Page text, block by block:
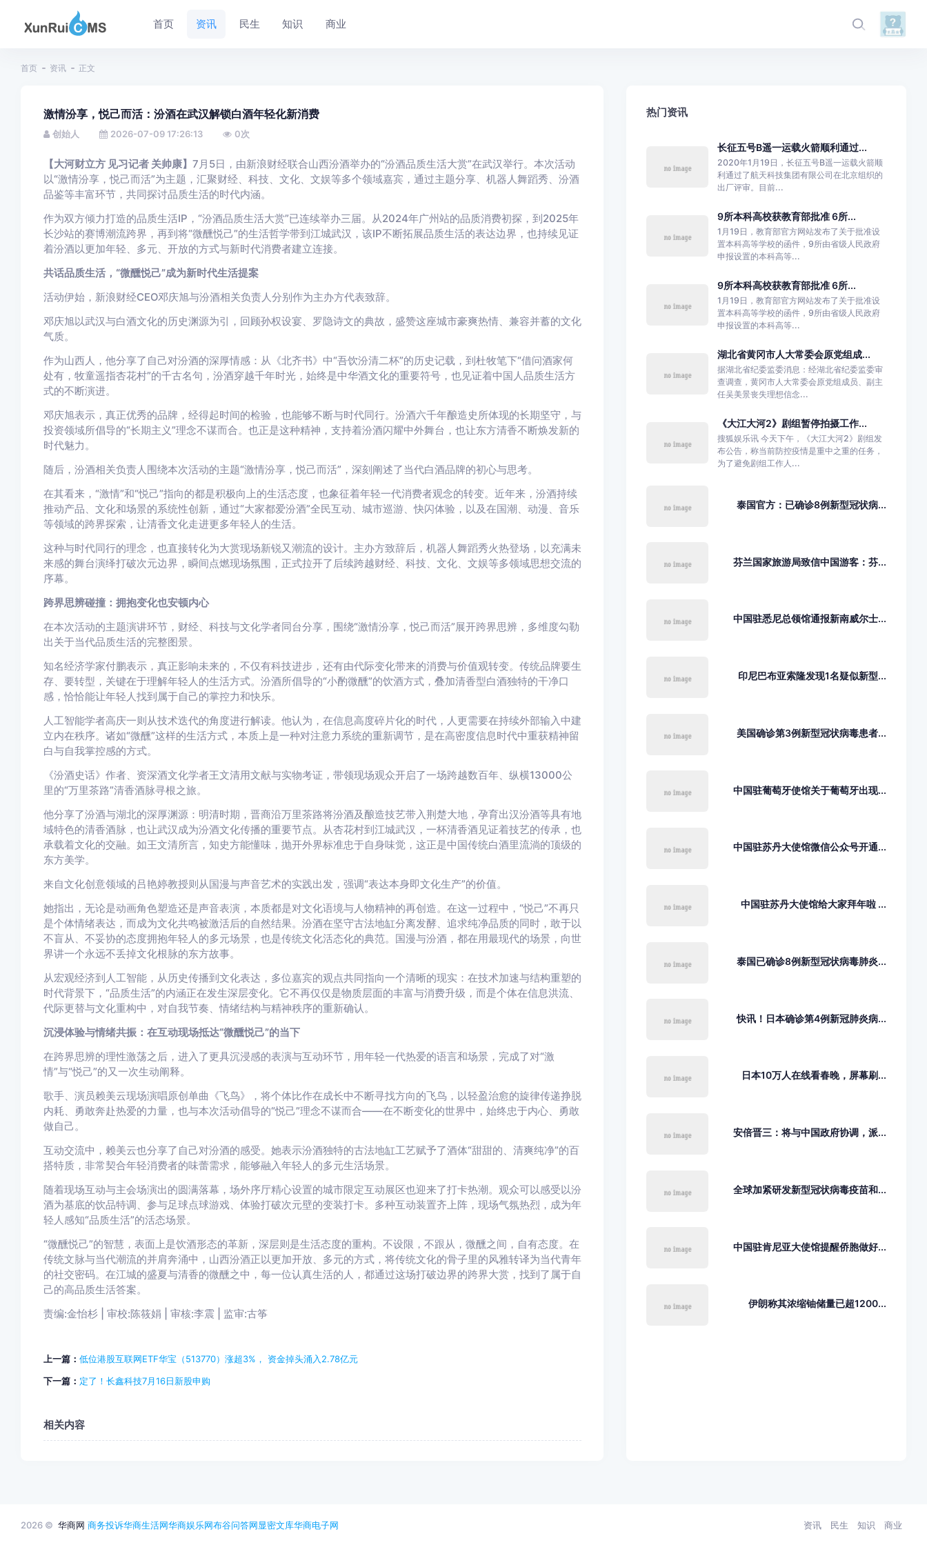
首页 资讯 民生 知识 商业
首页 资讯 正文
激情汾享，悦己而活：汾酒在武汉解锁白酒年轻化新消费
创始人 2026-07-09 17:26:13 0次
【大河财立方 见习记者 关帅康】 7月5日，由新浪财经联合山西汾酒举办的“汾酒品质生活大赏”在武汉举行。本次活动
以“激情汾享，悦己而活”为主题，汇聚财经、科技、文化、文娱等多个领域嘉宾，通过主题分享、机器人舞蹈秀、汾酒
品鉴等丰富环节，共同探讨品质生活的时代内涵。
作为双方倾力打造的品质生活IP，“汾酒品质生活大赏”已连续举办三届。从2024年广州站的品质消费初探，到2025年
长沙站的赛博潮流跨界，再到将“微醺悦己”的生活哲学带到江城武汉，该IP不断拓展品质生活的表达边界，也持续见证
着汾酒以更加年轻、多元、开放的方式与新时代消费者建立连接。
共话品质生活，“微醺悦己”成为新时代生活提案
活动伊始，新浪财经CEO邓庆旭与汾酒相关负责人分别作为主办方代表致辞。
邓庆旭以武汉与白酒文化的历史渊源为引，回顾孙权设宴、罗隐诗文的典故，盛赞这座城市豪爽热情、兼容并蓄的文化
气质。
作为山西人，他分享了自己对汾酒的深厚情感：从《北齐书》中“吾饮汾清二杯”的历史记载，到杜牧笔下“借问酒家何
处有，牧童遥指杏花村”的千古名句，汾酒穿越千年时光，始终是中华酒文化的重要符号，也见证着中国人品质生活方
式的不断演进。
邓庆旭表示，真正优秀的品牌，经得起时间的检验，也能够不断与时代同行。汾酒六千年酿造史所体现的长期坚守，与
投资领域所倡导的“长期主义”理念不谋而合。也正是这种精神，支持着汾酒闪耀中外舞台，也让东方清香不断焕发新的
时代魅力。
随后，汾酒相关负责人围绕本次活动的主题“激情汾享，悦己而活”，深刻阐述了当代白酒品牌的初心与思考。
在其看来，“激情”和“悦己”指向的都是积极向上的生活态度，也象征着年轻一代消费者观念的转变。近年来，汾酒持续
推动产品、文化和场景的系统性创新，通过“大家都爱汾酒”全民互动、城市巡游、快闪体验，以及在国潮、动漫、音乐
等领域的跨界探索，让清香文化走进更多年轻人的生活。
这种与时代同行的理念，也直接转化为大赏现场新锐又潮流的设计。主办方致辞后，机器人舞蹈秀火热登场，以充满未
来感的舞台演绎打破次元边界，瞬间点燃现场氛围，正式拉开了后续跨越财经、科技、文化、文娱等多领域思想交流的
序幕。
跨界思辨碰撞：拥抱变化也安顿内心
在本次活动的主题演讲环节，财经、科技与文化学者同台分享，围绕“激情汾享，悦己而活”展开跨界思辨，多维度勾勒
出关于当代品质生活的完整图景。
知名经济学家付鹏表示，真正影响未来的，不仅有科技进步，还有由代际变化带来的消费与价值观转变。传统品牌要生
存、要转型，关键在于理解年轻人的生活方式。汾酒所倡导的“小酌微醺”的饮酒方式，叠加清香型白酒独特的干净口
感，恰恰能让年轻人找到属于自己的掌控力和快乐。
人工智能学者高庆一则从技术迭代的角度进行解读。他认为，在信息高度碎片化的时代，人更需要在持续外部输入中建
立内在秩序。诸如“微醺”这样的生活方式，本质上是一种对注意力系统的重新调节，是在高密度信息时代中重获精神留
白与自我掌控感的方式。
《汾酒史话》作者、资深酒文化学者王文清用文献与实物考证，带领现场观众开启了一场跨越数百年、纵横13000公
里的“万里茶路”清香酒脉寻根之旅。
他分享了汾酒与湖北的深厚渊源：明清时期，晋商沿万里茶路将汾酒及酿造技艺带入荆楚大地，孕育出汉汾酒等具有地
域特色的清香酒脉，也让武汉成为汾酒文化传播的重要节点。从杏花村到江城武汉，一杯清香酒见证着技艺的传承，也
承载着文化的交融。如王文清所言，知史方能懂味，抛开外界标准忠于自身味觉，这正是中国传统白酒里流淌的顶级的
东方美学。
来自文化创意领域的吕艳婷教授则从国漫与声音艺术的实践出发，强调“表达本身即文化生产”的价值。
她指出，无论是动画角色塑造还是声音表演，本质都是对文化语境与人物精神的再创造。在这一过程中，“悦己”不再只
是个体情绪表达，而成为文化共鸣被激活后的自然结果。汾酒在坚守古法地缸分离发酵、追求纯净品质的同时，敢于以
不盲从、不妥协的态度拥抱年轻人的多元场景，也是传统文化活态化的典范。国漫与汾酒，都在用最现代的场景，向世
界讲一个永远不丢掉文化根脉的东方故事。
从宏观经济到人工智能，从历史传播到文化表达，多位嘉宾的观点共同指向一个清晰的现实：在技术加速与结构重塑的
时代背景下，“品质生活”的内涵正在发生深层变化。它不再仅仅是物质层面的丰富与消费升级，而是个体在信息洪流、
代际更替与文化重构中，对自我节奏、情绪结构与精神秩序的重新确认。
沉浸体验与情绪共振：在互动现场抵达“微醺悦己”的当下
在跨界思辨的理性激荡之后，进入了更具沉浸感的表演与互动环节，用年轻一代热爱的语言和场景，完成了对“激
情”与“悦己”的又一次生动阐释。
歌手、演员赖美云现场演唱原创单曲《飞鸟》，将个体比作在成长中不断寻找方向的飞鸟，以轻盈治愈的旋律传递挣脱
内耗、勇敢奔赴热爱的力量，也与本次活动倡导的“悦己”理念不谋而合——在不断变化的世界中，始终忠于内心、勇敢
做自己。
互动交流中，赖美云也分享了自己对汾酒的感受。她表示汾酒独特的古法地缸工艺赋予了酒体“甜甜的、清爽纯净”的百
搭特质，非常契合年轻消费者的味蕾需求，能够融入年轻人的多元生活场景。
随着现场互动与主会场演出的圆满落幕，场外序厅精心设置的城市限定互动展区也迎来了打卡热潮。观众可以感受以汾
酒为基底的饮品特调、参与足球点球游戏、体验打破次元壁的变装打卡。多种互动装置齐上阵，现场气氛热烈，成为年
轻人感知“品质生活”的活态场景。
“微醺悦己”的智慧，表面上是饮酒形态的革新，深层则是生活态度的重构。不设限，不跟从，微醺之间，自有态度。在
传统文脉与当代潮流的并肩奔涌中，山西汾酒正以更加开放、多元的方式，将传统文化的骨子里的风雅转译为当代青年
的社交密码。在江城的盛夏与清香的微醺之中，每一位认真生活的人，都通过这场打破边界的跨界大赏，找到了属于自
己的高品质生活答案。
责编:金怡杉 | 审校:陈筱娟 | 审核:李震 | 监审:古筝
上一篇： 低位港股互联网ETF华宝（513770）涨超3%， 资金掉头涌入2.78亿元
下一篇： 定了！长鑫科技7月16日新股申购
相关内容
热门资讯
长征五号B遥一运载火箭顺利通过...
2020年1月19日，长征五号B遥一运载火箭顺
利通过了航天科技集团有限公司在北京组织的
出厂评审。目前...
9所本科高校获教育部批准 6所...
1月19日，教育部官方网站发布了关于批准设
置本科高等学校的函件，9所由省级人民政府
申报设置的本科高等...
9所本科高校获教育部批准 6所...
1月19日，教育部官方网站发布了关于批准设
置本科高等学校的函件，9所由省级人民政府
申报设置的本科高等...
湖北省黄冈市人大常委会原党组成...
据湖北省纪委监委消息：经湖北省纪委监委审
查调查，黄冈市人大常委会原党组成员、副主
任吴美景丧失理想信念...
《大江大河2》剧组暂停拍摄工作...
搜狐娱乐讯 今天下午，《大江大河2》剧组发
布公告，称当前防控疫情是重中之重的任务，
为了避免剧组工作人...
泰国官方：已确诊8例新型冠状病...
芬兰国家旅游局致信中国游客：芬...
中国驻悉尼总领馆通报新南威尔士...
印尼巴布亚索隆发现1名疑似新型...
美国确诊第3例新型冠状病毒患者...
中国驻葡萄牙使馆关于葡萄牙出现...
中国驻苏丹大使馆微信公众号开通...
中国驻苏丹大使馆给大家拜年啦 ...
泰国已确诊8例新型冠状病毒肺炎...
快讯！日本确诊第4例新冠肺炎病...
日本10万人在线看春晚，屏幕刷...
安倍晋三：将与中国政府协调，派...
全球加紧研发新型冠状病毒疫苗和...
中国驻肯尼亚大使馆提醒侨胞做好...
伊朗称其浓缩铀储量已超1200...
2026 © 华商网商务投诉华商生活网华商娱乐网布谷问答网显密文库华商电子网 资讯 民生 知识 商业